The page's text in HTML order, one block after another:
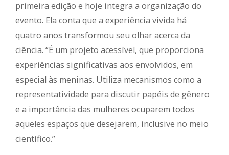
primeira edição e hoje integra a organização do
evento. Ela conta que a experiência vivida há
quatro anos transformou seu olhar acerca da
ciência. “É um projeto acessível, que proporciona
experiências significativas aos envolvidos, em
especial às meninas. Utiliza mecanismos como a
representatividade para discutir papéis de gênero
e a importância das mulheres ocuparem todos
aqueles espaços que desejarem, inclusive no meio
científico.”